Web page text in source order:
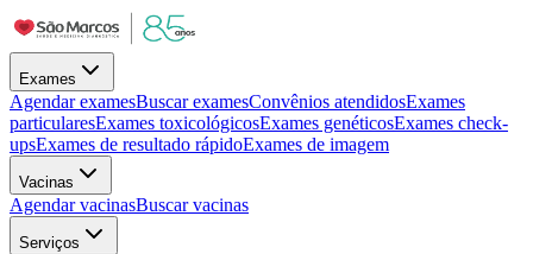
Exames
Agendar examesBuscar examesConvênios atendidosExames
particularesExames toxicológicosExames genéticosExames check-
upsExames de resultado rápidoExames de imagem
Vacinas
Agendar vacinasBuscar vacinas
Serviços